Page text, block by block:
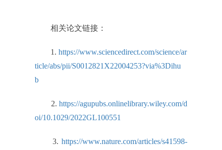
相关论文链接：
1. https://www.sciencedirect.com/science/ar
ticle/abs/pii/S0012821X22004253?via%3Dihu
b
2. https://agupubs.onlinelibrary.wiley.com/d
oi/10.1029/2022GL100551
3. https://www.nature.com/articles/s41598-